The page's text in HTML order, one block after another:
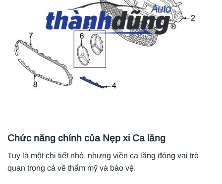
Chức năng chính của Nẹp xi Ca lăng
Tuy là một chi tiết nhỏ, nhưng viền ca lăng đóng vai trò
quan trọng cả về thẩm mỹ và bảo vệ: